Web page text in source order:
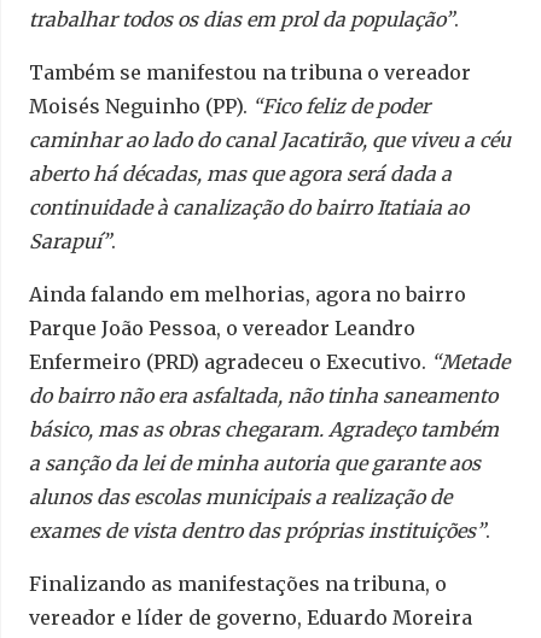
trabalhar todos os dias em prol da população”.
Também se manifestou na tribuna o vereador
Moisés Neguinho (PP). “Fico feliz de poder
caminhar ao lado do canal Jacatirão, que viveu a céu
aberto há décadas, mas que agora será dada a
continuidade à canalização do bairro Itatiaia ao
Sarapuí”.
Ainda falando em melhorias, agora no bairro
Parque João Pessoa, o vereador Leandro
Enfermeiro (PRD) agradeceu o Executivo. “Metade
do bairro não era asfaltada, não tinha saneamento
básico, mas as obras chegaram. Agradeço também
a sanção da lei de minha autoria que garante aos
alunos das escolas municipais a realização de
exames de vista dentro das próprias instituições”.
Finalizando as manifestações na tribuna, o
vereador e líder de governo, Eduardo Moreira